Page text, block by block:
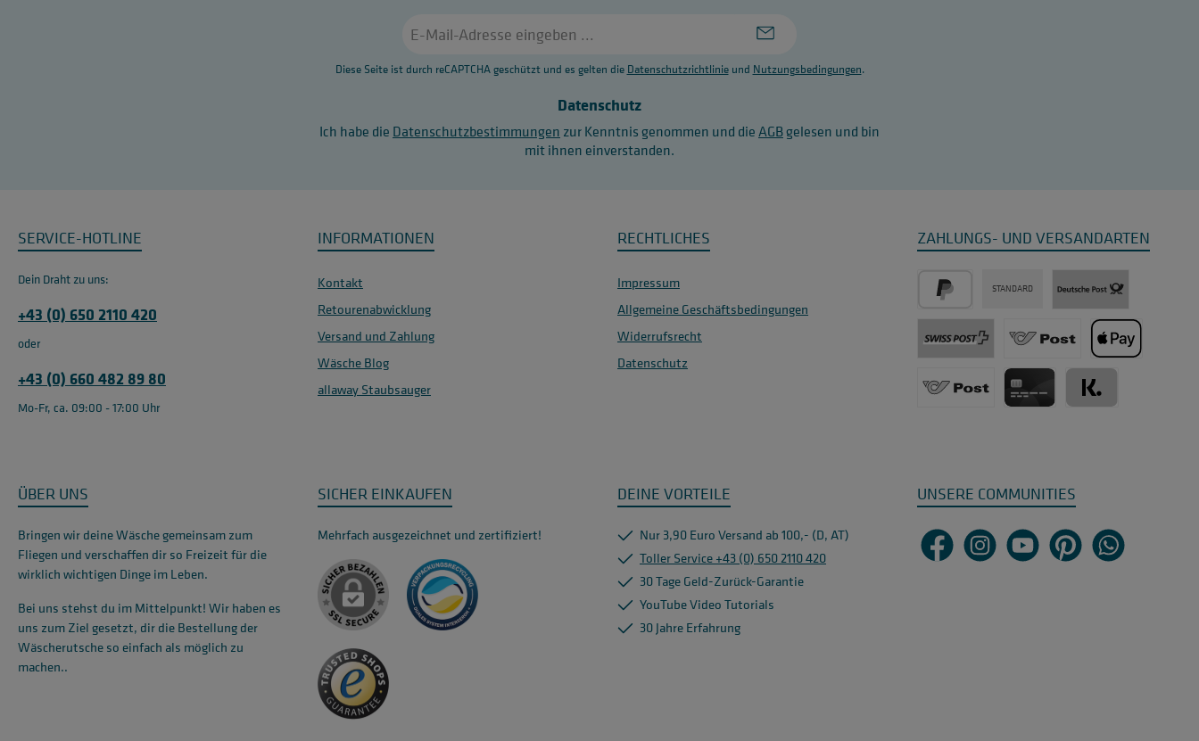
Mail-
Diese Seite ist durch reCAPTCHA geschützt und es gelten die Datenschutzrichtlinieund Nutzungsbedingungen.
Datenschutz
Ich habe die Datenschutzbestimmungen zur Kenntnis genommen und dieAGBgelesen und bin
mit ihnen einverstanden.
SERVICE-HOTLINE
Dein Draht zu uns:
+43 (0) 650 2110 420
oder
+43 (0) 660 482 89 80
Mo-Fr, ca. 09:00 - 17:00 Uhr
INFORMATIONEN
Kontakt
Retourenabwicklung
Versand und Zahlung
Wäsche Blog
allaway Staubsauger
RECHTLICHES
Impressum
Allgemeine Geschäftsbedingungen
Widerrufsrecht
Datenschutz
ZAHLUNGS- UND VERSANDARTEN
PayPal
Apple Pay
STANDARD
Post / DHL Deutschland
Post CH,LI - versicherter Versand
Post Österreich - versicherter
ÜBER UNS
Bringen wir deine Wäsche gemeinsam zum
Fliegen und verschaffen dir so Freizeit für die
wirklich wichtigen Dinge im Leben.
Bei uns stehst du im Mittelpunkt! Wir haben es
uns zum Ziel gesetzt, dir die Bestellung der
Wäscherutsche so einfach als möglich zu
machen..
SICHER EINKAUFEN
Mehrfach ausgezeichnet und zertifiziert!
DEINE VORTEILE
Nur 3,90 Euro Versand ab 100,- (D, AT)
Toller Service +43 (0) 650 2110 420
30 Tage Geld-Zurück-Garantie
YouTube Video Tutorials
30 Jahre Erfahrung
UNSERE COMMUNITIES
FacebookInstagramYouTube PinterestWhatsApp